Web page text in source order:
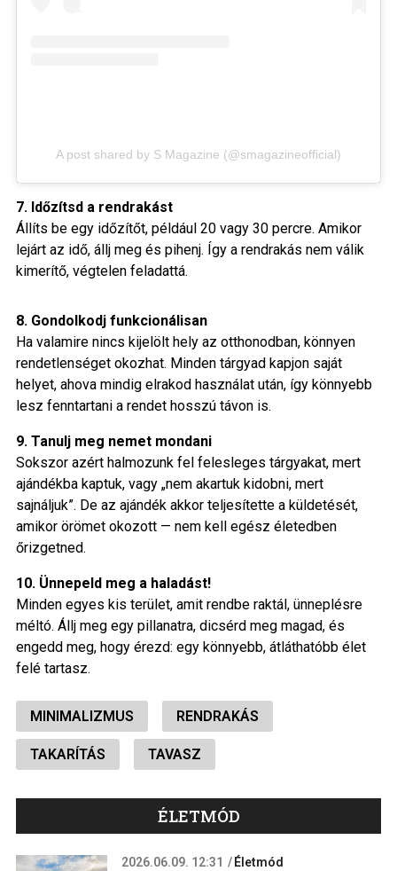
A post shared by S Magazine (@smagazineofficial)
7. Időzítsd a rendrakást
Állíts be egy időzítőt, például 20 vagy 30 percre. Amikor
lejárt az idő, állj meg és pihenj. Így a rendrakás nem válik
kimerítő, végtelen feladattá.
8. Gondolkodj funkcionálisan
Ha valamire nincs kijelölt hely az otthonodban, könnyen
rendetlenséget okozhat. Minden tárgyad kapjon saját
helyet, ahova mindig elrakod használat után, így könnyebb
lesz fenntartani a rendet hosszú távon is.
9. Tanulj meg nemet mondani
Sokszor azért halmozunk fel felesleges tárgyakat, mert
ajándékba kaptuk, vagy „nem akartuk kidobni, mert
sajnáljuk”. De az ajándék akkor teljesítette a küldetését,
amikor örömet okozott — nem kell egész életedben
őrizgetned.
10. Ünnepeld meg a haladást!
Minden egyes kis terület, amit rendbe raktál, ünneplésre
méltó. Állj meg egy pillanatra, dicsérd meg magad, és
engedd meg, hogy érezd: egy könnyebb, átláthatóbb élet
felé tartasz.
MINIMALIZMUS RENDRAKÁS
TAKARÍTÁS TAVASZ
ÉLETMÓD
2026.06.09. 12:31 Életmód